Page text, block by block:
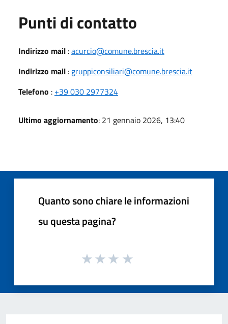
Punti di contatto
Indirizzo mail :acurcio@comune.brescia.it
Indirizzo mail : gruppiconsiliari@comune.brescia.it
Telefono : +39 030 2977324
Ultimo aggiornamento: 21 gennaio 2026, 13:40
Quanto sono chiare le informazioni
su questa pagina?